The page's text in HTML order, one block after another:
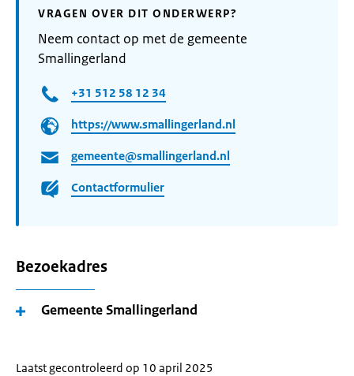
VRAGEN OVER DIT ONDERWERP?
Neem contact op met de gemeente
Smallingerland
+31 512 58 12 34
https://www.smallingerland.nl
gemeente@smallingerland.nl
Contactformulier
Bezoekadres
Gemeente Smallingerland
Laatst gecontroleerd op 10 april 2025